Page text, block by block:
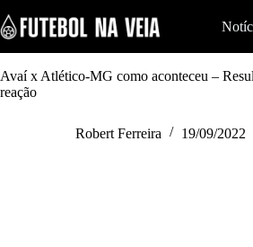
k
i
p
o
Avaí x Atlético-MG como aconteceu –
reação
Robert Ferreira 19/09/2022